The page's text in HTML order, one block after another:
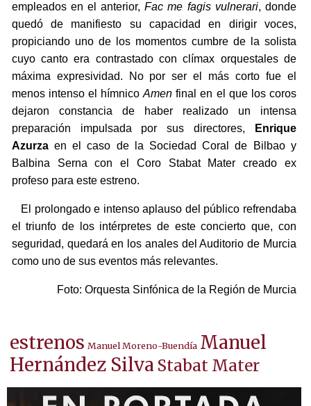
empleados en el anterior,Fac me fagis vulnerari, donde
quedó de manifiesto su capacidad en dirigir voces,
propiciando uno de los momentos cumbre de la solista
cuyo canto era contrastado con clímax orquestales de
máxima expresividad. No por ser el más corto fue el
menos intenso el hímnicoAmen final en el que los coros
dejaron constancia de haber realizado un intensa
preparación impulsada por sus directores,
Enrique
Azurzaen el caso de la Sociedad Coral de Bilbao y
Balbina Serna con el Coro Stabat Mater creado ex
profeso para este estreno.
El prolongado e intenso aplauso del público refrendaba
el triunfo de los intérpretes de este concierto que, con
seguridad, quedará en los anales del Auditorio de Murcia
como uno de sus eventos más relevantes.
Foto: Orquesta Sinfónica de la Región de Murcia
estrenos Manuel Moreno-Buendía Manuel
Hernández Silva Stabat Mater